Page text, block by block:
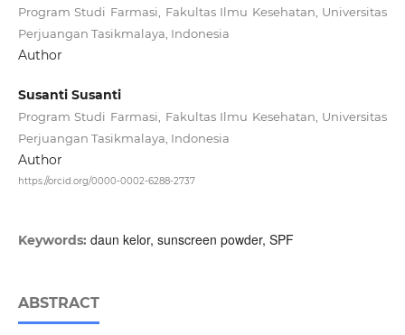
Program Studi Farmasi, Fakultas Ilmu Kesehatan, Universitas
Perjuangan Tasikmalaya, Indonesia
Author
Susanti Susanti
Program Studi Farmasi, Fakultas Ilmu Kesehatan, Universitas
Perjuangan Tasikmalaya, Indonesia
Author
https://orcid.org/0000-0002-6288-2737
Keywords: daun kelor, sunscreen powder, SPF
ABSTRACT